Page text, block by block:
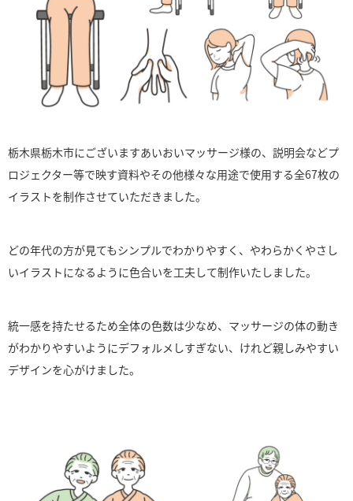
栃木県栃木市にございますあいおいマッサージ様の、説明会などプ
ロジェクター等で映す資料やその他様々な用途で使用する全67枚の
イラストを制作させていただきました。
どの年代の方が見てもシンプルでわかりやすく、やわらかくやさし
いイラストになるように色合いを工夫して制作いたしました。
統一感を持たせるため全体の色数は少なめ、マッサージの体の動き
がわかりやすいようにデフォルメしすぎない、けれど親しみやすい
デザインを心がけました。